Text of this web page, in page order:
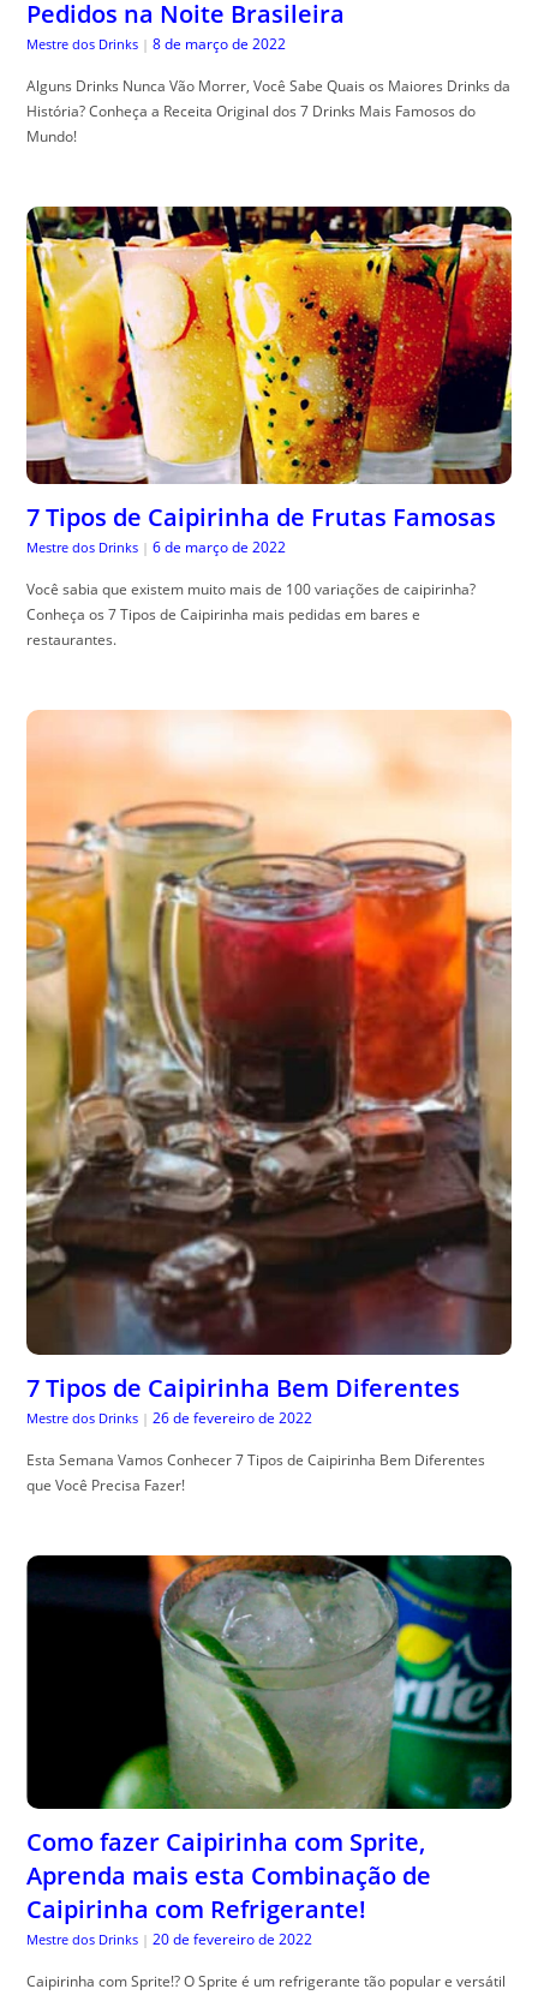
Pedidos na Noite Brasileira
Mestre dos Drinks | 8 de março de 2022
Alguns Drinks Nunca Vão Morrer, Você Sabe Quais os Maiores Drinks da
História? Conheça a Receita Original dos 7 Drinks Mais Famosos do
Mundo!
7 Tipos de Caipirinha de Frutas Famosas
Mestre dos Drinks | 6 de março de 2022
Você sabia que existem muito mais de 100 variações de caipirinha?
Conheça os 7 Tipos de Caipirinha mais pedidas em bares e
restaurantes.
7 Tipos de Caipirinha Bem Diferentes
Mestre dos Drinks | 26 de fevereiro de 2022
Esta Semana Vamos Conhecer 7 Tipos de Caipirinha Bem Diferentes
que Você Precisa Fazer!
Como fazer Caipirinha com Sprite,
Aprenda mais esta Combinação de
Caipirinha com Refrigerante!
Mestre dos Drinks | 20 de fevereiro de 2022
Caipirinha com Sprite!? O Sprite é um refrigerante tão popular e versátil